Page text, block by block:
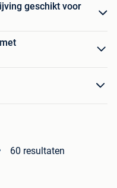
geschikt voor
60 resultaten